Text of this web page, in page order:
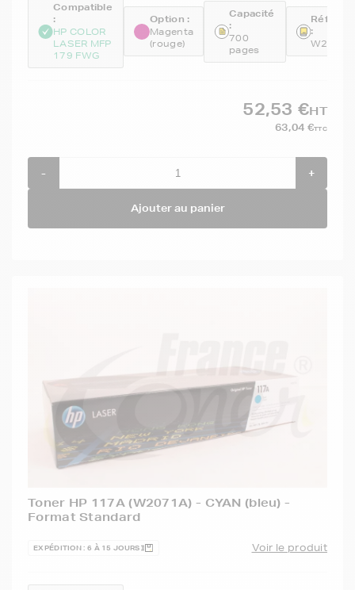
Compatible
:
HP COLOR
LASER MFP
179 FWG
Option :
Magenta
(rouge)
Capacité
:
700
pages
:
W2073A
52,53 €HT
63,04 €TTC
- +
Ajouter au panier
Toner HP 117A (W2071A) - CYAN (bleu) -
Format Standard
EXPÉDITION : 6 À 15 JOURS Voir le produit